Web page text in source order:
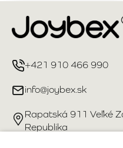
+421 910 466 990
info@joybex.sk
Rapatská 911 Veľké
Republika